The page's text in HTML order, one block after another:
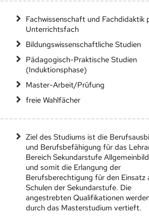
Fachwissenschaft und Fachdidaktik
Unterrichtsfach
Bildungswissenschaftliche Studien
Pädagogisch-Praktische Studien
(Induktionsphase)
Master-Arbeit/Prüfung
freie Wahlfächer
Ziel des Studiums ist die
und Berufsbefähigung für das
Bereich Sekundarstufe
und somit die Erlangung der
Berufsberechtigung für den Einsatz
Schulen der Sekundarstufe. Die
angestrebten Qualifikationen
durch das Masterstudium vertieft.